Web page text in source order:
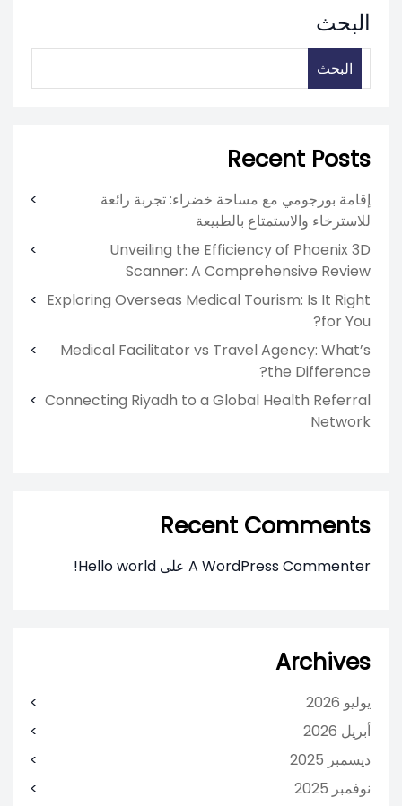
البحث
البحث
Recent Posts
إقامة بورجومي مع مساحة خضراء: تجربة رائعة
للاسترخاء والاستمتاع بالطبيعة
Unveiling the Efficiency of Phoenix 3D
Scanner: A Comprehensive Review
Exploring Overseas Medical Tourism: Is It Right
for You?
Medical Facilitator vs Travel Agency: What’s
the Difference?
Connecting Riyadh to a Global Health Referral
Network
Recent Comments
A WordPress Commenter على Hello world!
Archives
يوليو 2026
أبريل 2026
ديسمبر 2025
نوفمبر 2025